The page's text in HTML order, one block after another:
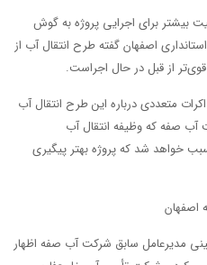
بیشتر برای اجرایی پروژه به گوش
اصفهان گفته طرح انتقال آب از
از قبل در حال اجراست.
متعددی درباره این طرح انتقال آب
آب صفه که وظیفه انتقال آب
خواهد شد که پروژه بهتر پیگیری
اصفهان
مدیرعامل سابق شرکت آب صفه اظهار